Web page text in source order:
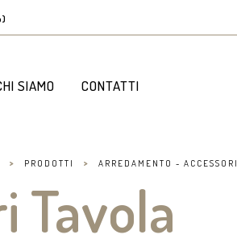
SIAMO CONTATTI
> PRODOTTI > ARREDAMENTO - ACCESSORI
Tavola